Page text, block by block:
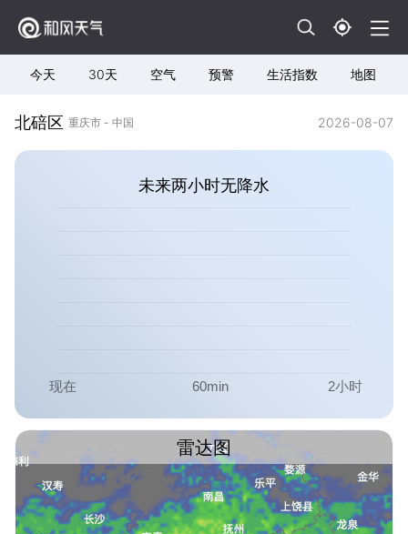
今天 30天 空气 预警 生活指数 地图
北碚区 重庆市 - 中国 2026-08-07
未来两小时无降水
雷达图